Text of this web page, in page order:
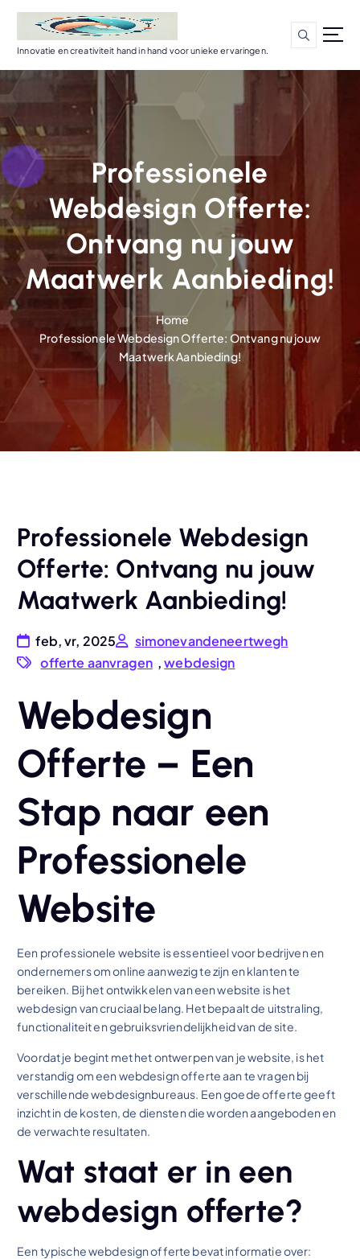
r
d
e
n
o
u
d
Innovatie en creativiteit hand in hand voor unieke ervaringen.
Professionele
Webdesign Offerte:
Ontvang nu jouw
Maatwerk Aanbieding!
Home
Professionele Webdesign Offerte: Ontvang nu jouw
Maatwerk Aanbieding!
Professionele Webdesign
Offerte: Ontvang nu jouw
Maatwerk Aanbieding!
feb, vr, 2025
simonevandeneertwegh
offerte aanvragen ,webdesign
Webdesign
Offerte – Een
Stap naar een
Professionele
Website
Een professionele website is essentieel voor bedrijven en
ondernemers om online aanwezig te zijn en klanten te
bereiken. Bij het ontwikkelen van een website is het
webdesign van cruciaal belang. Het bepaalt de uitstraling,
functionaliteit en gebruiksvriendelijkheid van de site.
Voordat je begint met het ontwerpen van je website, is het
verstandig om een webdesign offerte aan te vragen bij
verschillende webdesignbureaus. Een goede offerte geeft
inzicht in de kosten, de diensten die worden aangeboden en
de verwachte resultaten.
Wat staat er in een
webdesign offerte?
Een typische webdesign offerte bevat informatie over: